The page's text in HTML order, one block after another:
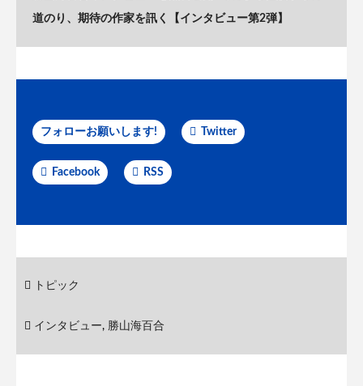
道のり、期待の作家を訊く【インタビュー第2弾】
フォローお願いします! Twitter
Facebook RSS
トピック
インタビュー, 勝山海百合